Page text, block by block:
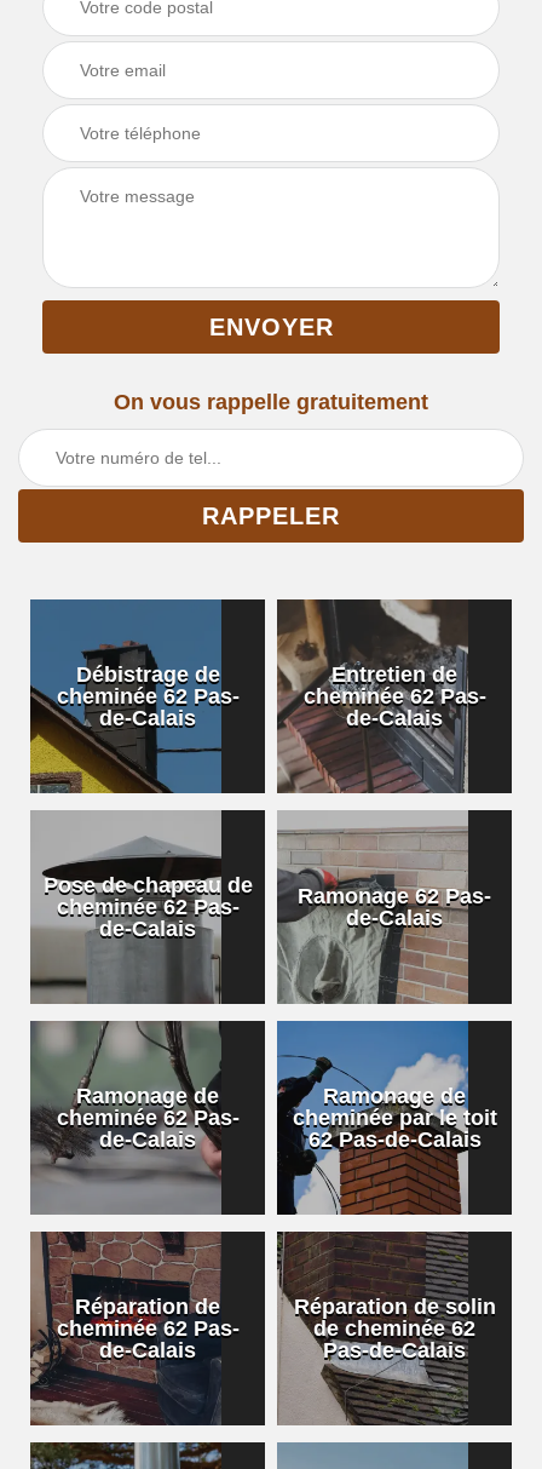
On vous rappelle gratuitement
Débistrage de
cheminée 62 Pas-
de-Calais
Entretien de
cheminée 62 Pas-
de-Calais
Pose de chapeau de
cheminée 62 Pas-
de-Calais
Ramonage 62 Pas-
de-Calais
Ramonage de
cheminée 62 Pas-
de-Calais
Ramonage de
cheminée par le toit
62 Pas-de-Calais
Réparation de
cheminée 62 Pas-
de-Calais
Réparation de solin
de cheminée 62
Pas-de-Calais